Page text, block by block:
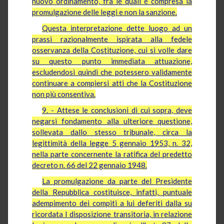
promulgazione delle leggi e non la sanzione.
Questa interpretazione dette luogo ad un
prassi razionalmente ispirata alla fedele
osservanza della Costituzione, cui si volle dare
su questo punto immediata attuazione,
escludendosi quindi che potessero validamente
continuare a compiersi atti che la Costituzione
non più consentiva.
9. - Attese le conclusioni di cui sopra, deve
negarsi fondamento alla ulteriore questione,
sollevata dallo stesso tribunale, circa la
legittimità della legge 5 gennaio 1953, n. 32,
nella parte concernente la ratifica del predetto
decreto n. 66 del 22 gennaio 1948.
La promulgazione da parte del Presidente
della Repubblica costituisce, infatti, puntuale
adempimento dei compiti a lui deferiti dalla su
ricordata I disposizione transitoria, in relazione